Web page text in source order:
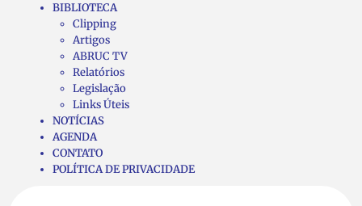
BIBLIOTECA
Clipping
Artigos
ABRUC TV
Relatórios
Legislação
Links Úteis
NOTÍCIAS
AGENDA
CONTATO
POLÍTICA DE PRIVACIDADE